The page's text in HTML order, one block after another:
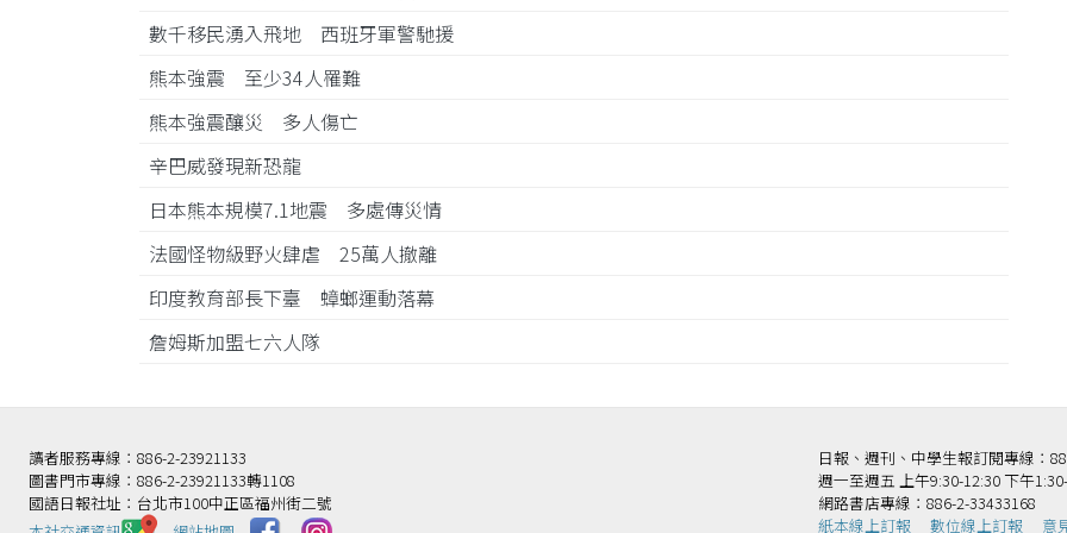
數千移民湧入飛地 西班牙軍警馳援
熊本強震 至少34人罹難
熊本強震釀災 多人傷亡
辛巴威發現新恐龍
日本熊本規模7.1地震 多處傳災情
法國怪物級野火肆虐 25萬人撤離
印度教育部長下臺 蟑螂運動落幕
詹姆斯加盟七六人隊
讀者服務專線：886-2-23921133
圖書門市專線：886-2-23921133轉1108
國語日報社址：台北市100中正區福州街二號
日報、週刊、中學生報訂閱專線：
週一至週五 上午9:30-12:30 下午
網路書店專線：886-2-33433168
紙本線上訂報
數位線上訂報 意